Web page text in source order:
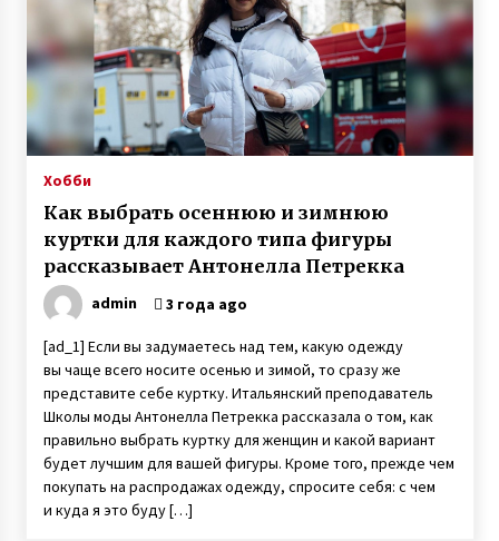
Хобби
Как выбрать осеннюю и зимнюю
куртки для каждого типа фигуры
рассказывает Антонелла Петрекка
admin 3 года ago
[ad_1] Если вы задумаетесь над тем, какую одежду
вы чаще всего носите осенью и зимой, то сразу же
представите себе куртку. Итальянский преподаватель
Школы моды Антонелла Петрекка рассказала о том, как
правильно выбрать куртку для женщин и какой вариант
будет лучшим для вашей фигуры. Кроме того, прежде чем
покупать на распродажах одежду, спросите себя: с чем
и куда я это буду […]